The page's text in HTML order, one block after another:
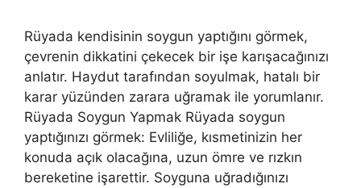
Rüyada kendisinin soygun yaptığını görmek,
çev­renin dikkatini çekecek bir işe karışacağınızı
anlatır. Hay­dut tarafından soyulmak, hatalı bir
karar yüzünden zarara uğ­ramak ile yorumlanır.
Rüyada Soygun Yapmak Rüyada soygun
yaptığınızı görmek: Evliliğe, kısmetinizin her
konuda açık olacağına, uzun ömre ve rızkın
bereketine işarettir. Soyguna uğradığınızı